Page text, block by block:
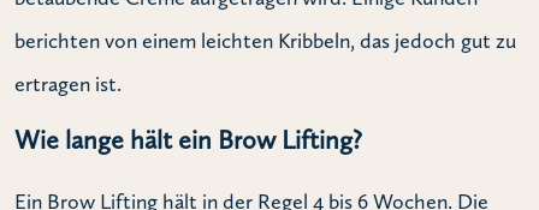
berichten von einem leichten Kribbeln, das jedoch gut zu
ertragen ist.
Wie lange hält ein Brow Lifting?
Ein Brow Lifting hält in der Regel 4 bis 6 Wochen. Die